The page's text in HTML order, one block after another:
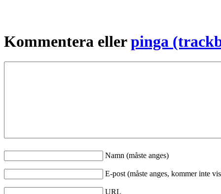
Kommentera ellerpinga
Namn (måste anges)
E-post (måste anges, kommer inte
URL